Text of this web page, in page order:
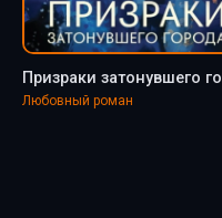
Любовный роман